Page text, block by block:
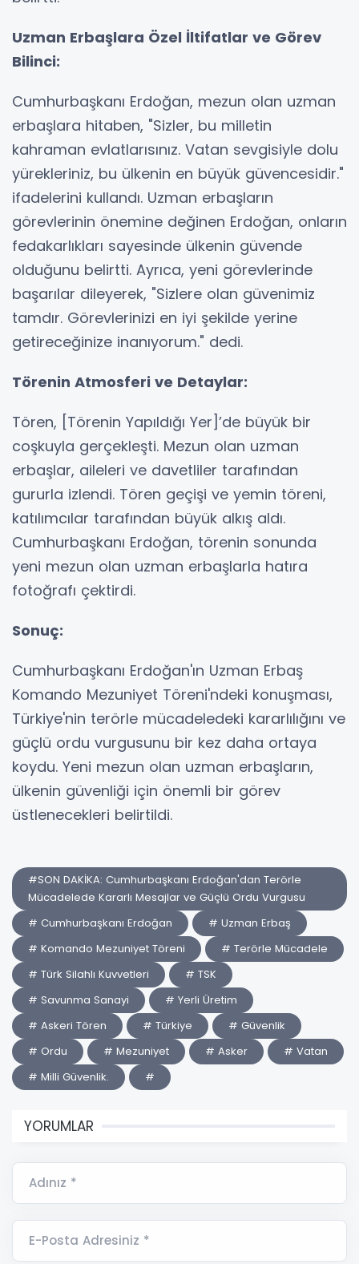
Uzman Erbaşlara Özel İltifatlar ve Görev
Bilinci:
Cumhurbaşkanı Erdoğan, mezun olan uzman
erbaşlara hitaben, "Sizler, bu milletin
kahraman evlatlarısınız. Vatan sevgisiyle dolu
yürekleriniz, bu ülkenin en büyük güvencesidir."
ifadelerini kullandı. Uzman erbaşların
görevlerinin önemine değinen Erdoğan, onların
fedakarlıkları sayesinde ülkenin güvende
olduğunu belirtti. Ayrıca, yeni görevlerinde
başarılar dileyerek, "Sizlere olan güvenimiz
tamdır. Görevlerinizi en iyi şekilde yerine
getireceğinize inanıyorum." dedi.
Törenin Atmosferi ve Detaylar:
Tören, [Törenin Yapıldığı Yer]’de büyük bir
coşkuyla gerçekleşti. Mezun olan uzman
erbaşlar, aileleri ve davetliler tarafından
gururla izlendi. Tören geçişi ve yemin töreni,
katılımcılar tarafından büyük alkış aldı.
Cumhurbaşkanı Erdoğan, törenin sonunda
yeni mezun olan uzman erbaşlarla hatıra
fotoğrafı çektirdi.
Sonuç:
Cumhurbaşkanı Erdoğan'ın Uzman Erbaş
Komando Mezuniyet Töreni'ndeki konuşması,
Türkiye'nin terörle mücadeledeki kararlılığını ve
güçlü ordu vurgusunu bir kez daha ortaya
koydu. Yeni mezun olan uzman erbaşların,
ülkenin güvenliği için önemli bir görev
üstlenecekleri belirtildi.
#SON DAKİKA: Cumhurbaşkanı Erdoğan'dan Terörle
Mücadelede Kararlı Mesajlar ve Güçlü Ordu Vurgusu
# Cumhurbaşkanı Erdoğan
# Uzman Erbaş
# Komando Mezuniyet Töreni
# Terörle Mücadele
# Türk Silahlı Kuvvetleri
# TSK
# Savunma Sanayi
# Yerli Üretim
# Askeri Tören
# Türkiye
# Güvenlik
# Ordu
# Mezuniyet # Asker
# Vatan
# Milli Güvenlik.
#
YORUMLAR
Adınız *
E-Posta Adresiniz *